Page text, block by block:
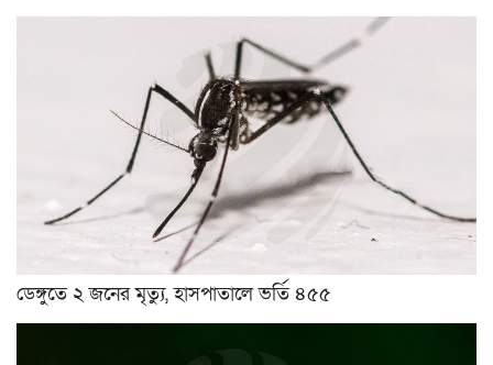
ডেঙ্গুতে ২ জনের মৃত্যু, হাসপাতালে ভর্তি ৪৫৫